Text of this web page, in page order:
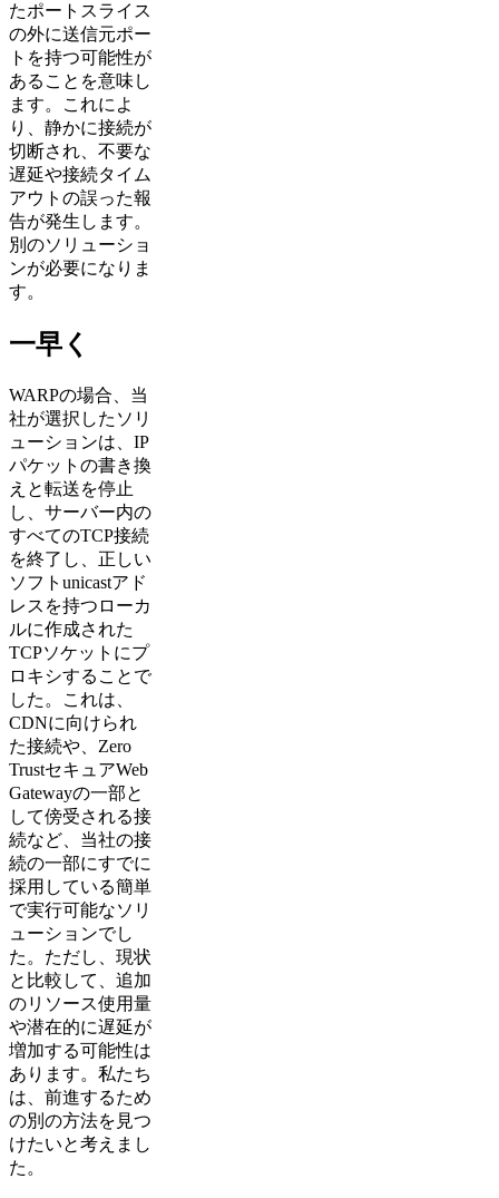
たポートスライス
の外に送信元ポー
トを持つ可能性が
あることを意味し
ます。これによ
り、静かに接続が
切断され、不要な
遅延や接続タイム
アウトの誤った報
告が発生します。
別のソリューショ
ンが必要になりま
す。
一早く
WARPの場合、当
社が選択したソリ
ューションは、IP
パケットの書き換
えと転送を停止
し、サーバー内の
すべてのTCP接続
を終了し、正しい
ソフトunicastアド
レスを持つローカ
ルに作成された
TCPソケットにプ
ロキシすることで
した。これは、
CDNに向けられ
た接続や、Zero
TrustセキュアWeb
Gatewayの一部と
して傍受される接
続など、当社の接
続の一部にすでに
採用している簡単
で実行可能なソリ
ューションでし
た。ただし、現状
と比較して、追加
のリソース使用量
や潜在的に遅延が
増加する可能性は
あります。私たち
は、前進するため
の別の方法を見つ
けたいと考えまし
た。